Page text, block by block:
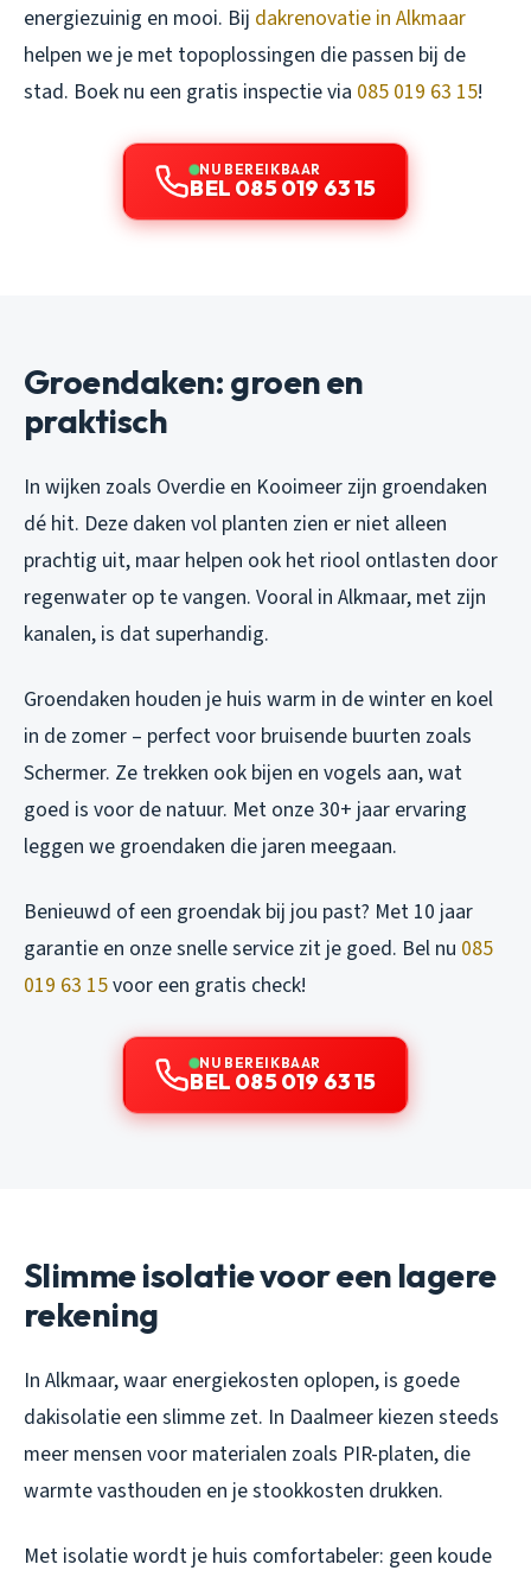
energiezuinig en mooi. Bij dakrenovatie in Alkmaar
helpen we je met topoplossingen die passen bij de
stad. Boek nu een gratis inspectie via 085 019 63 15!
NU BEREIKBAAR
BEL 085 019 63 15
Groendaken: groen en
praktisch
In wijken zoals Overdie en Kooimeer zijn groendaken
dé hit. Deze daken vol planten zien er niet alleen
prachtig uit, maar helpen ook het riool ontlasten door
regenwater op te vangen. Vooral in Alkmaar, met zijn
kanalen, is dat superhandig.
Groendaken houden je huis warm in de winter en koel
in de zomer – perfect voor bruisende buurten zoals
Schermer. Ze trekken ook bijen en vogels aan, wat
goed is voor de natuur. Met onze 30+ jaar ervaring
leggen we groendaken die jaren meegaan.
Benieuwd of een groendak bij jou past? Met 10 jaar
garantie en onze snelle service zit je goed. Bel nu 085
019 63 15voor een gratis check!
NU BEREIKBAAR
BEL 085 019 63 15
Slimme isolatie voor een lagere
rekening
In Alkmaar, waar energiekosten oplopen, is goede
dakisolatie een slimme zet. In Daalmeer kiezen steeds
meer mensen voor materialen zoals PIR-platen, die
warmte vasthouden en je stookkosten drukken.
Met isolatie wordt je huis comfortabeler: geen koude